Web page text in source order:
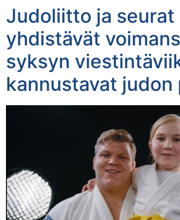
Judoliitto ja seurat
yhdistävät
syksyn
kannustavat judon